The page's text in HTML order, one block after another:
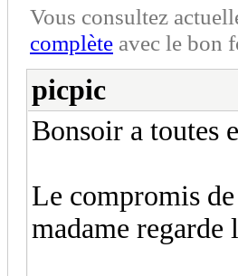
Vous consultez
complète avec le bon
picpic
Bonsoir a toutes
Le compromis
madame